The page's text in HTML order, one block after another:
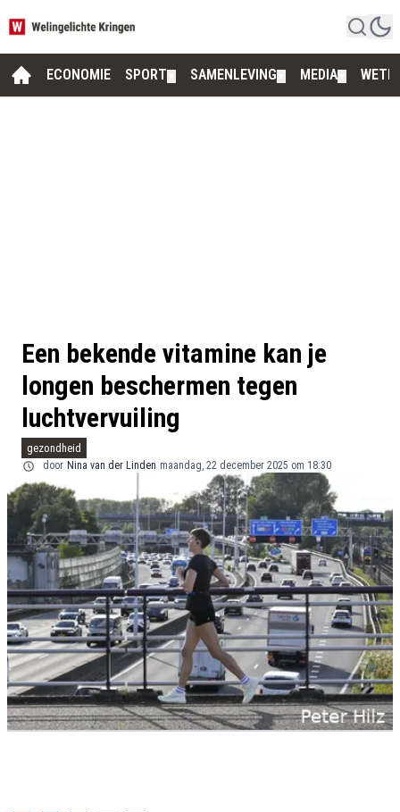
ECONOMIE SPORT SAMENLEVING MEDIA
Een bekende vitamine kan je
longen beschermen tegen
luchtvervuiling
gezondheid
door Nina van der Linden maandag, 22 december 2025 om 18:30